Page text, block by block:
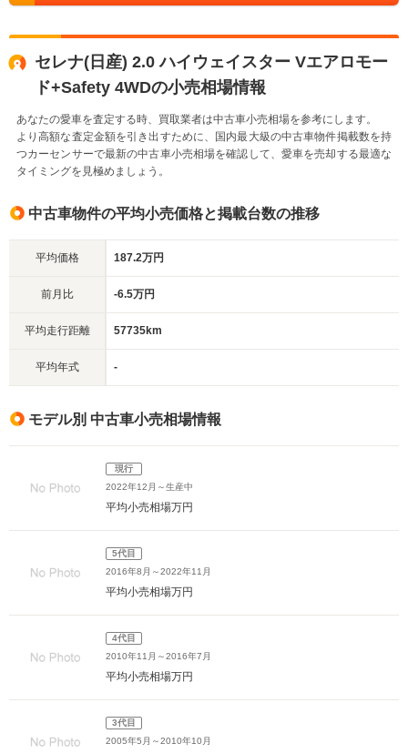
セレナ(日産) 2.0 ハイウェイスター Vエアロモー
ド+Safety 4WDの小売相場情報
あなたの愛車を査定する時、買取業者は中古車小売相場を参考にします。
より高額な査定金額を引き出すために、国内最大級の中古車物件掲載数を持
つカーセンサーで最新の中古車小売相場を確認して、愛車を売却する最適な
タイミングを見極めましょう。
中古車物件の平均小売価格と掲載台数の推移
平均価格 187.2万円
前月比 -6.5万円
平均走行距離 57735km
平均年式 -
モデル別 中古車小売相場情報
現行
2022年12月～生産中
平均小売相場万円
5代目
2016年8月～2022年11月
平均小売相場万円
4代目
2010年11月～2016年7月
平均小売相場万円
3代目
2005年5月～2010年10月